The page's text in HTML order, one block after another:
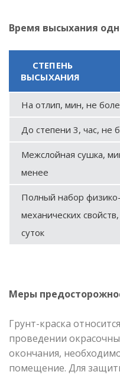
Время высыхания
СТЕПЕНЬ
ВЫСЫХАНИЯ
На отлип, мин, не
До степени 3, час, не
Межслойная сушка,
менее
Полный набор физико-
механических свойств,
суток
Меры
Грунт-краска
проведении
окончания,
помещение. Для